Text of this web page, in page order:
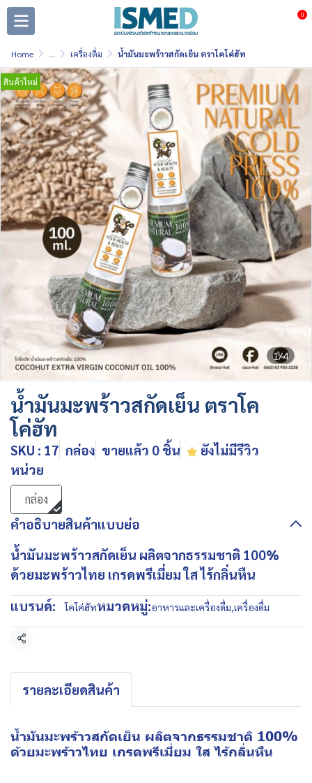
0
Home ... เครื่องดื่ม น้ำมันมะพร้าวสกัดเย็น ตราโคโค่ฮัท
1/4
สินค้าใหม่
น้ำมันมะพร้าวสกัดเย็น ตราโค
โค่ฮัท
SKU : 17 กล่อง ขายแล้ว 0 ชิ้น
ยังไม่มีรีวิว
หน่วย
กล่อง
คำอธิบายสินค้าแบบย่อ
น้ำมันมะพร้าวสกัดเย็น ผลิตจากธรรมชาติ 100%
ด้วยมะพร้าวไทย เกรดพรีเมี่ยม ใส ไร้กลิ่นหืน
แบรนด์:
โคโค่ฮัทหมวดหมู่:อาหารและเครื่องดื่ม,เครื่องดื่ม
แชร์
รายละเอียดสินค้า
น้ำมันมะพร้าวสกัดเย็น ผลิตจากธรรมชาติ 100%
ด้วยมะพร้าวไทย เกรดพรีเมี่ยม ใส ไร้กลิ่นหืน